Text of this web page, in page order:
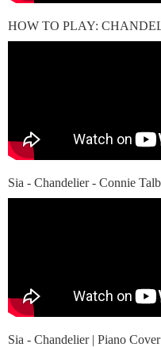
HOW TO PLAY:
Sia - Chandelier - Connie
Sia - Chandelier | Piano Cover